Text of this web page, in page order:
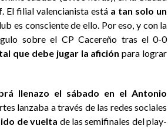
. El filial valencianista está a tan solo un
es consciente de ello. Por eso, y con la
sobre el CP Cacereño tras el 0-0
que debe jugar la afición para lograr
llenazo el sábado en el Antonio
lanzaba a través de las redes sociales
de vuelta de las semifinales del play-